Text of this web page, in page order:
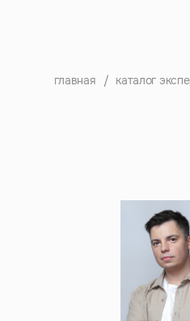
главная / каталог